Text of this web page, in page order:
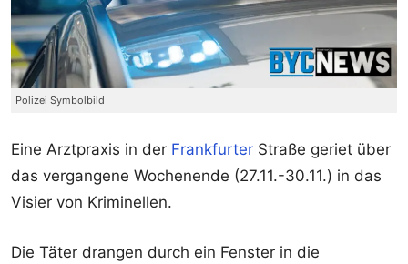
Polizei Symbolbild
Eine Arztpraxis in der Frankfurter Straße geriet über
das vergangene Wochenende (27.11.-30.11.) in das
Visier von Kriminellen.
Die Täter drangen durch ein Fenster in die